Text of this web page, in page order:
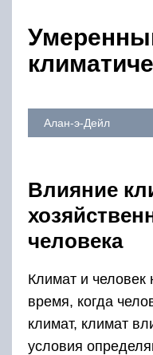
Алан-э-Дейл
Влияние
человека
Климат и человек
время, когда
климат, климат
условия